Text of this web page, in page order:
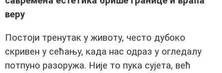
веру
Постоји тренутак у животу, често дубоко
скривен у сећању, када нас одраз у огледалу
потпуно разоружа. Није то пука сујета, већ